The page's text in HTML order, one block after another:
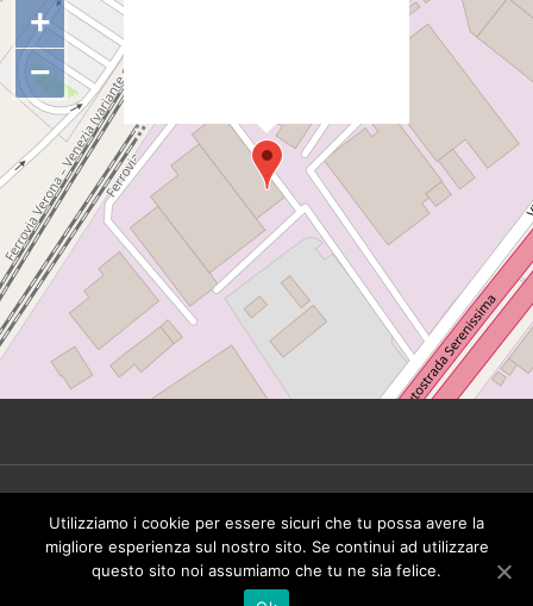
+
−
IT02492930249 - Privacy Policy
Utilizziamo i cookie per essere sicuri che tu possa avere la
migliore esperienza sul nostro sito. Se continui ad utilizzare
questo sito noi assumiamo che tu ne sia felice.